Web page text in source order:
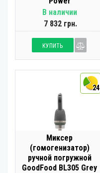
В наличии
7 832 грн.
КУПИТЬ
24
Миксер
(гомогенизатор)
ручной погружной
GoodFood BL305 Grey